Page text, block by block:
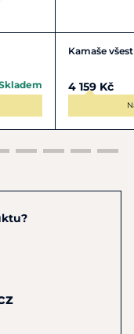
Kamaše
4 159 Kč